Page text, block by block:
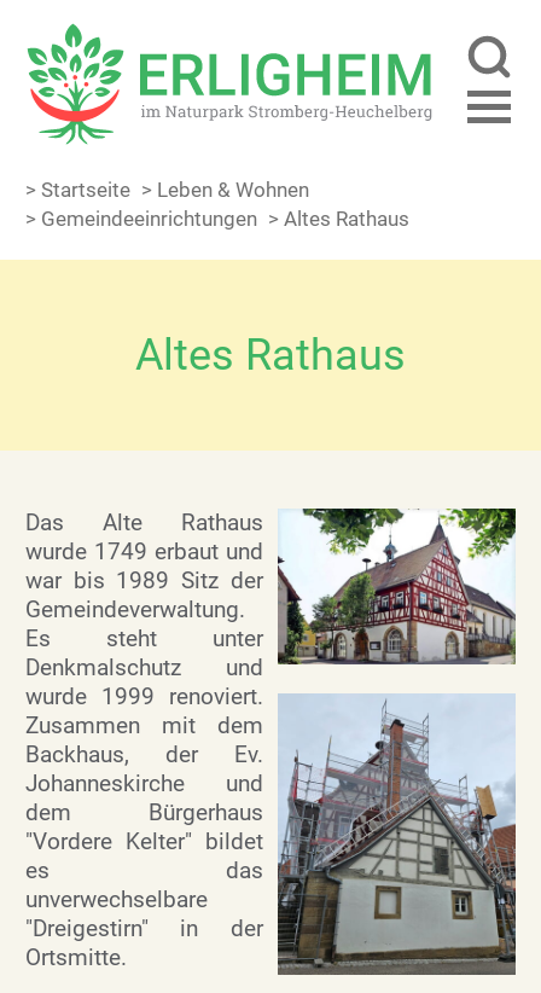
> Startseite > Leben & Wohnen
> Gemeinde­einrichtungen > Altes Rathaus
Altes Rathaus
Das Alte Rathaus
wurde 1749 erbaut und
war bis 1989 Sitz der
Gemeindeverwaltung.
Es steht unter
Denkmalschutz und
wurde 1999 renoviert.
Zusammen mit dem
Backhaus, der Ev.
Johanneskirche und
dem Bürgerhaus
"Vordere Kelter" bildet
es das
unverwechselbare
"Dreigestirn" in der
Ortsmitte.